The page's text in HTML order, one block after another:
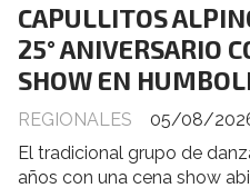
CAPULLITOS
25° ANIVERSARIO
SHOW EN
REGIONALES
05/08/
El tradicional grupo de
años con una cena show